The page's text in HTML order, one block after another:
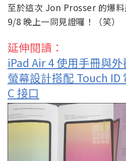
至於這次 Jon Prosser 的爆
9/8 晚上一同見證囉！（笑）
延伸閱讀：
iPad Air 4 使用手冊與
螢幕設計搭配 Touch ID
C 接口